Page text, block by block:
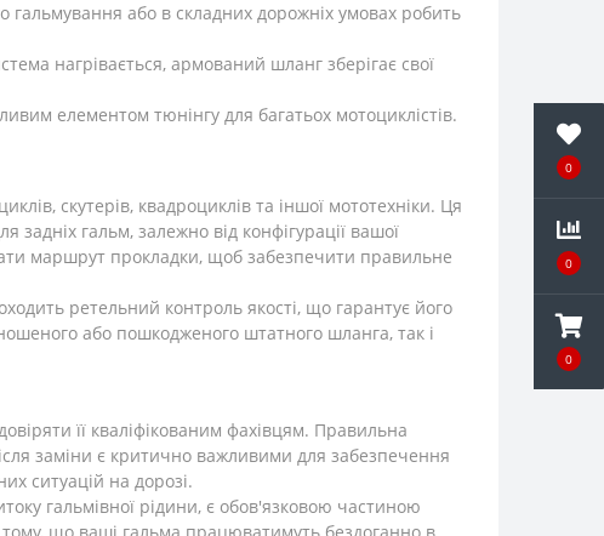
0
0
0
або в складних дорожніх умовах робить
нагрівається, армований шланг зберігає свої
елементом тюнінгу для багатьох мотоциклістів.
скутерів, квадроциклів та іншої мототехніки. Ця
задніх гальм, залежно від конфігурації вашої
маршрут прокладки, щоб забезпечити правильне
ретельний контроль якості, що гарантує його
або пошкодженого штатного шланга, так і
її кваліфікованим фахівцям. Правильна
заміни є критично важливими для забезпечення
ситуацій на дорозі.
гальмівної рідини, є обов'язковою частиною